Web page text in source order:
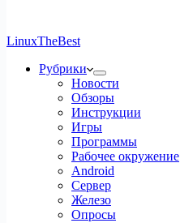
LinuxTheBest
Рубрики
Новости
Обзоры
Инструкции
Игры
Программы
Рабочее окружение
Android
Сервер
Железо
Опросы